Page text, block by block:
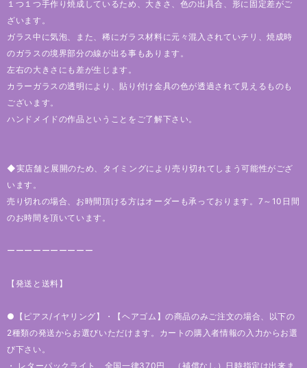
１つ１つ手作り焼成しているため、大きさ、色の出具合、形に固定差がご
ざいます。
ガラス中に気泡、また、稀にガラス材料に元々混入されていチリ、焼成時
のガラスの境界部分の線が出る事もあります。
左右の大きさにも差が生じます。
カラーガラスの透明により、貼り付け金具の色が透過されて見えるものも
ございます。
ハンドメイドの作品ということをご了解下さい。
◆実店舗と展開のため、タイミングにより売り切れてしまう可能性がござ
います。
売り切れの場合、お時間頂ける方はオーダーも承っております。7～10日間
のお時間を頂いています。
ーーーーーーーーーー
【発送と送料】
●【ピアス/イヤリング】・【ヘアゴム】の商品のみご注文の場合、以下の
2種類の発送からお選びいただけます。カートの購入者情報の入力からお選
び下さい。
・ レターパックライト 全国一律370円 （補償なし）日時指定は出来ま